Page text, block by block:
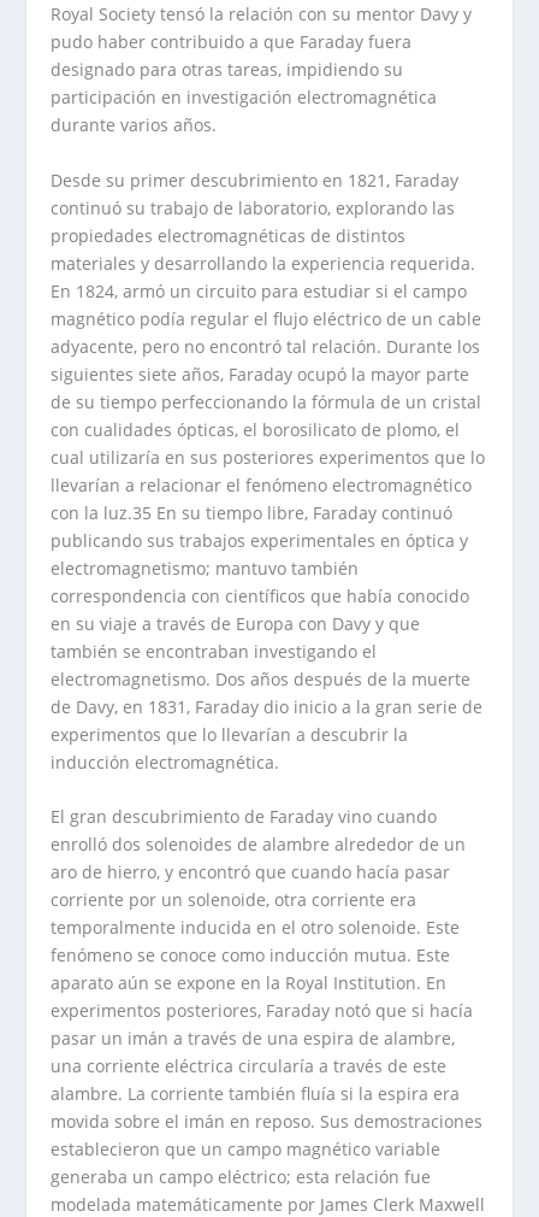
Royal Society tensó la relación con su mentor Davy y
pudo haber contribuido a que Faraday fuera
designado para otras tareas, impidiendo su
participación en investigación electromagnética
durante varios años.
Desde su primer descubrimiento en 1821, Faraday
continuó su trabajo de laboratorio, explorando las
propiedades electromagnéticas de distintos
materiales y desarrollando la experiencia requerida.
En 1824, armó un circuito para estudiar si el campo
magnético podía regular el flujo eléctrico de un cable
adyacente, pero no encontró tal relación. Durante los
siguientes siete años, Faraday ocupó la mayor parte
de su tiempo perfeccionando la fórmula de un cristal
con cualidades ópticas, el borosilicato de plomo, el
cual utilizaría en sus posteriores experimentos que lo
llevarían a relacionar el fenómeno electromagnético
con la luz.35 En su tiempo libre, Faraday continuó
publicando sus trabajos experimentales en óptica y
electromagnetismo; mantuvo también
correspondencia con científicos que había conocido
en su viaje a través de Europa con Davy y que
también se encontraban investigando el
electromagnetismo. Dos años después de la muerte
de Davy, en 1831, Faraday dio inicio a la gran serie de
experimentos que lo llevarían a descubrir la
inducción electromagnética.
El gran descubrimiento de Faraday vino cuando
enrolló dos solenoides de alambre alrededor de un
aro de hierro, y encontró que cuando hacía pasar
corriente por un solenoide, otra corriente era
temporalmente inducida en el otro solenoide. Este
fenómeno se conoce como inducción mutua. Este
aparato aún se expone en la Royal Institution. En
experimentos posteriores, Faraday notó que si hacía
pasar un imán a través de una espira de alambre,
una corriente eléctrica circularía a través de este
alambre. La corriente también fluía si la espira era
movida sobre el imán en reposo. Sus demostraciones
establecieron que un campo magnético variable
generaba un campo eléctrico; esta relación fue
modelada matemáticamente por James Clerk Maxwell